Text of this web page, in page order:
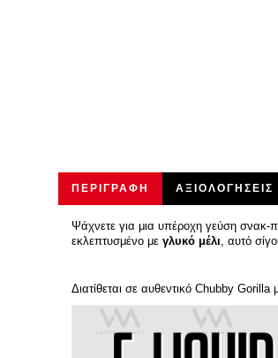
ΠΕΡΙΓΡΑΦΉ ΑΞΙΟΛΟΓΉΣΕΙΣ
Ψάχνετε για μια υπέροχη γεύση σνακ-
εκλεπτυσμένο με γλυκό μέλι, αυτό
Διατίθεται σε αυθεντικό Chubby